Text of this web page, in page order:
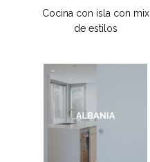
Cocina con isla con mix
de estilos